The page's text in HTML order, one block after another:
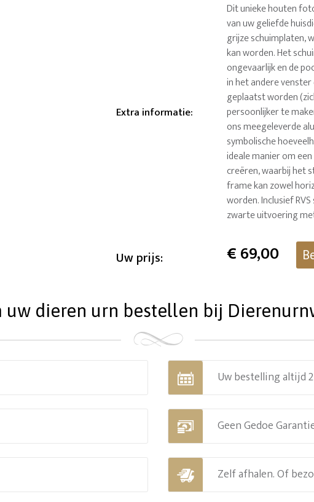
Extra informatie:
Dit unieke houten
van uw geliefde
grijze schuimplaten,
kan worden. Het
ongevaarlijk en de
in het andere
geplaatst worden
persoonlijker te
ons meegeleverde
symbolische
ideale manier om
creëren, waarbij het
frame kan zowel
worden. Inclusief
zwarte uitvoering
Uw prijs: €69,00
uw dieren urn bestellen bij
Uw bestelling altijd
Geen Gedoe
Zelf afhalen. Of